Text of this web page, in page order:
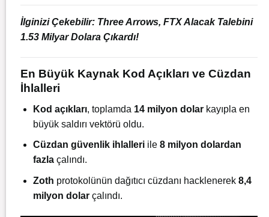
İlginizi Çekebilir: Three Arrows, FTX Alacak Talebini
1.53 Milyar Dolara Çıkardı!
En Büyük Kaynak Kod Açıkları ve Cüzdan
İhlalleri
Kod açıkları, toplamda 14 milyon dolarkayıpla en
büyük saldırı vektörü oldu.
Cüzdan güvenlik ihlalleriile 8 milyon dolardan
fazlaçalındı.
Zoth protokolünün dağıtıcı cüzdanı hacklenerek 8,4
milyon dolarçalındı.